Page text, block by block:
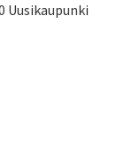
Uusikaupunki